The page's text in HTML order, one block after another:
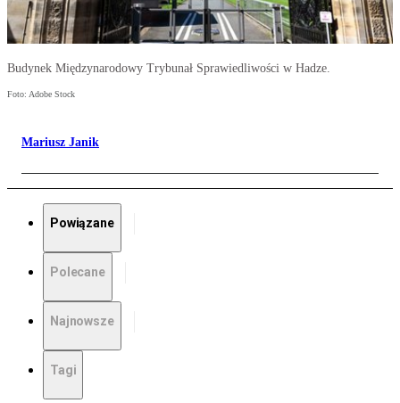
Budynek Międzynarodowy Trybunał Sprawiedliwości w Hadze.
Foto: Adobe Stock
Mariusz Janik
Powiązane
Polecane
Najnowsze
Tagi